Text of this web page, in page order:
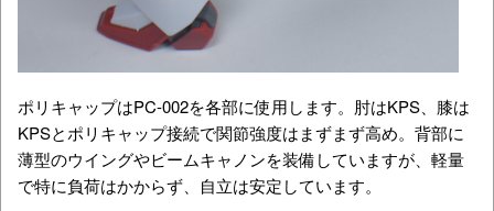
ポリキャップはPC-002を各部に使用します。肘はKPS、膝は
KPSとポリキャップ接続で関節強度はまずまず高め。背部に
薄型のウイングやビームキャノンを装備していますが、軽量
で特に負荷はかからず、自立は安定しています。